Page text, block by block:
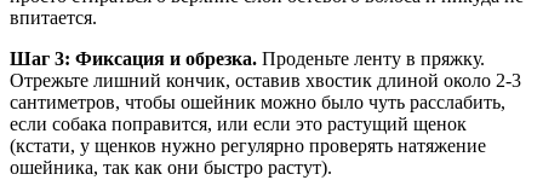
впитается.
Шаг 3: Фиксация и обрезка. Проденьте ленту в пряжку.
Отрежьте лишний кончик, оставив хвостик длиной около 2-3
сантиметров, чтобы ошейник можно было чуть расслабить,
если собака поправится, или если это растущий щенок
(кстати, у щенков нужно регулярно проверять натяжение
ошейника, так как они быстро растут).